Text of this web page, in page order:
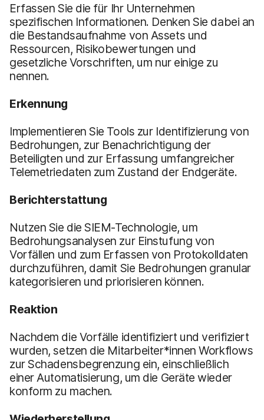
Erfassen Sie die für Ihr Unternehmen
spezifischen Informationen. Denken Sie dabei an
die Bestandsaufnahme von Assets und
Ressourcen, Risikobewertungen und
gesetzliche Vorschriften, um nur einige zu
nennen.
Erkennung
Implementieren Sie Tools zur Identifizierung von
Bedrohungen, zur Benachrichtigung der
Beteiligten und zur Erfassung umfangreicher
Telemetriedaten zum Zustand der Endgeräte.
Berichterstattung
Nutzen Sie die SIEM-Technologie, um
Bedrohungsanalysen zur Einstufung von
Vorfällen und zum Erfassen von Protokolldaten
durchzuführen, damit Sie Bedrohungen granular
kategorisieren und priorisieren können.
Reaktion
Nachdem die Vorfälle identifiziert und verifiziert
wurden, setzen die Mitarbeiter*innen Workflows
zur Schadensbegrenzung ein, einschließlich
einer Automatisierung, um die Geräte wieder
konform zu machen.